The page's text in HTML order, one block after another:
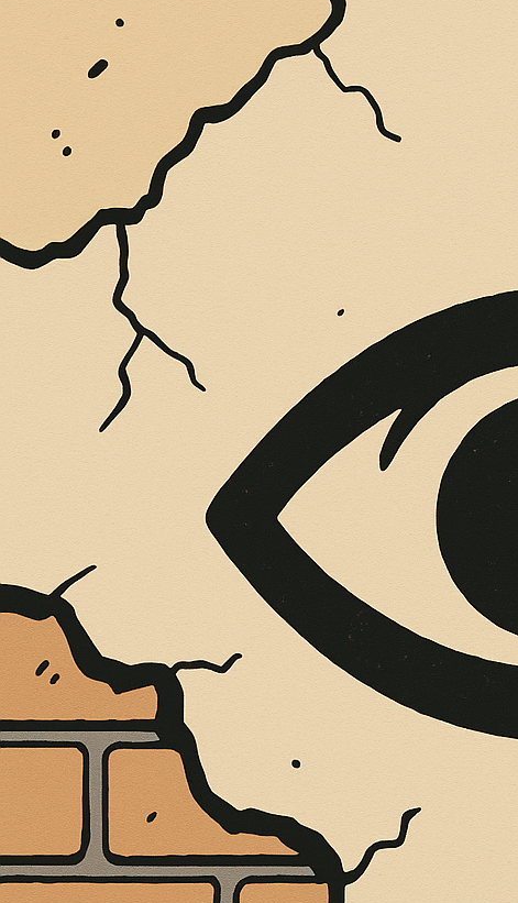
È MORTO MELO FRENI, VIVONO LE
Antonio Marino 4 Agosto 2026
Cultura e Società
A casa Freni, a pochi passi dal lungomare di
CONTINUA A LEGGERE
Condividi:
Cultura Libri
Il maggio dei